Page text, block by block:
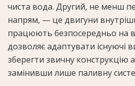
чиста вода. Другий, не менш
напрям, — це двигуни
працюють безпосередньо на
дозволяє адаптувати існуючі
зберегти звичну конструкцію
замінивши лише паливну